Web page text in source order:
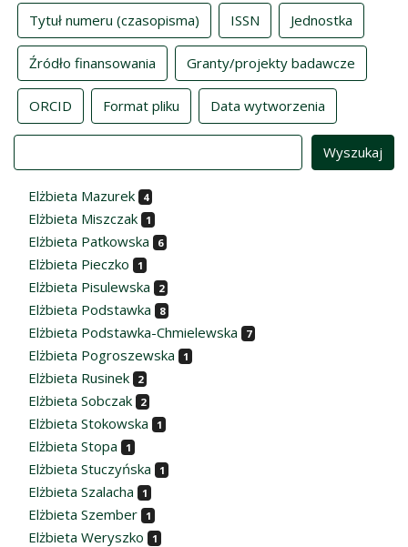
Tytuł numeru (czasopisma) ISSN Jednostka
Źródło finansowania Granty/projekty badawcze
ORCID Format pliku Data wytworzenia
Elżbieta Mazurek 4
Elżbieta Miszczak 1
Elżbieta Patkowska 6
Elżbieta Pieczko 1
Elżbieta Pisulewska 2
Elżbieta Podstawka 8
Elżbieta Podstawka-Chmielewska 7
Elżbieta Pogroszewska 1
Elżbieta Rusinek 2
Elżbieta Sobczak 2
Elżbieta Stokowska 1
Elżbieta Stopa 1
Elżbieta Stuczyńska 1
Elżbieta Szalacha 1
Elżbieta Szember 1
Elżbieta Weryszko 1